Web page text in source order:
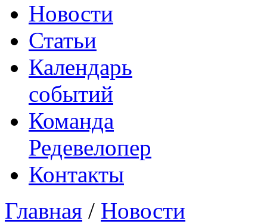
Новости
Статьи
Календарь
событий
Команда
Редевелопер
Контакты
Главная / Новости